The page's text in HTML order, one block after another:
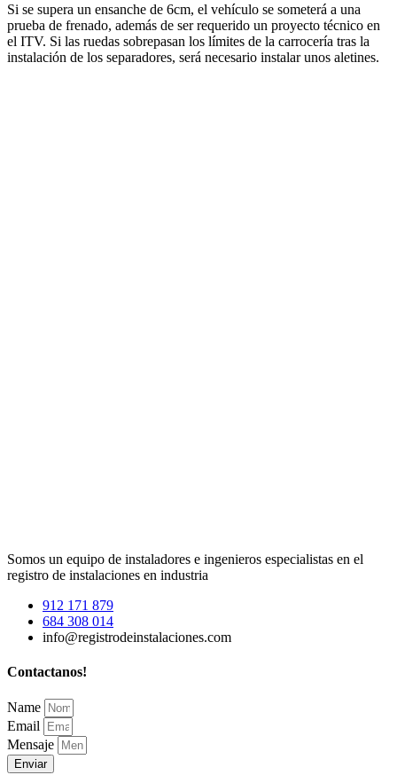
Si se supera un ensanche de 6cm, el vehículo se someterá a una
prueba de frenado, además de ser requerido un proyecto técnico en
el ITV. Si las ruedas sobrepasan los límites de la carrocería tras la
instalación de los separadores, será necesario instalar unos aletines.
Somos un equipo de instaladores e ingenieros especialistas en el
registro de instalaciones en industria
912 171 879
684 308 014
info@registrodeinstalaciones.com
Contactanos!
Name
Email
Mensaje
Enviar